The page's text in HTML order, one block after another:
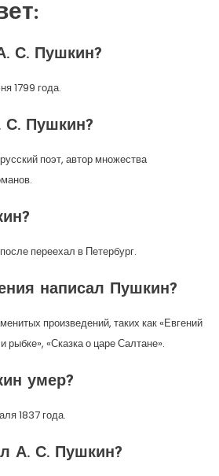
С. Пушкин?
1799 года.
С. Пушкин?
поэт, автор множества
переехал в Петербург.
написал Пушкин?
произведений, таких как «Евгений
рыбке», «Сказка о царе Салтане».
умер?
1837 года.
А. С. Пушкин?